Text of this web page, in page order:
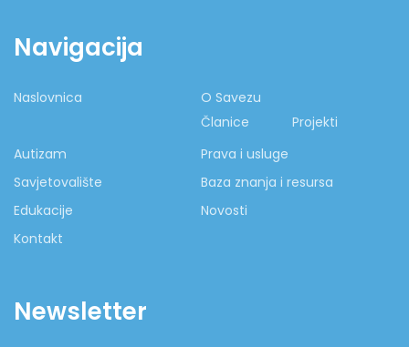
Navigacija
Naslovnica
O Savezu
Članice
Projekti
Autizam
Prava i usluge
Savjetovalište
Baza znanja i resursa
Edukacije
Novosti
Kontakt
Newsletter